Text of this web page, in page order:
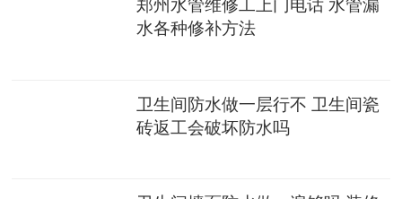
水各种修补方法
卫生间防水做一层行不 卫生间瓷
砖返工会破坏防水吗